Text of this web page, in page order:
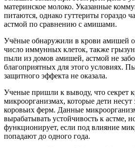
материнское молоко. Указанные
питаются, однако гуттериты гораздо
астмой по сравнению с амишами.
Учёные обнаружили в крови амишей
число иммунных клеток, также
пыли из домов амишей, астмой не
благоприятных для этого условиях.
защитного эффекта не оказала.
Ученые пришли к выводу, что секрет
микроорганизмах, которые дети несут
коровьих ферм. Данные
вырабатывать устойчивость к астме,
функционирует, если под влияние
попадают до одного года.